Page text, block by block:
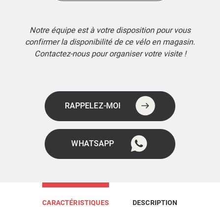
Notre équipe est à votre disposition pour vous
confirmer la disponibilité de ce vélo en magasin.
Contactez-nous pour organiser votre visite !
RAPPELEZ-MOI
WHATSAPP
CARACTÉRISTIQUES DESCRIPTION